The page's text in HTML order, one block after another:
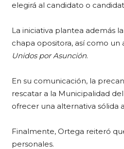
elegirá al candidato o
La iniciativa plantea además
chapa opositora, así como un
Unidos por Asunción.
En su comunicación, la
rescatar a la Municipalidad
ofrecer una alternativa sólida
Finalmente, Ortega reiteró
personales.